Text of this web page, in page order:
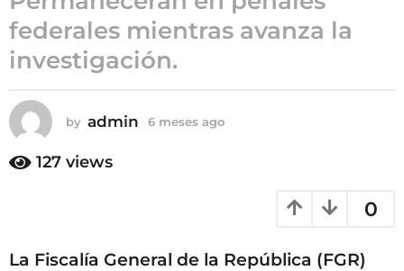
e
s
a
o
federales mientras avanza la
investigación.
by admin 6 meses ago
o
127 views
0
La Fiscalía General de la República (FGR)